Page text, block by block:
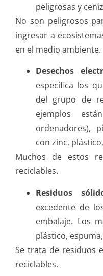
peligrosas y
No son peligrosos
ingresar a
en el medio ambiente.
Desechos
específica los
del grupo de
ejemplos
ordenadores),
con zinc,
Muchos de estos
reciclables.
Residuos
excedente de
embalaje. Los
plástico,
Se trata de residuos
reciclables.